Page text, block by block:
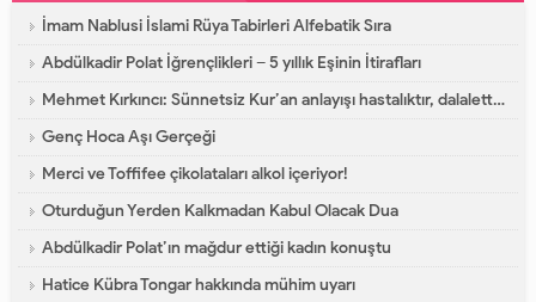
İmam Nablusi İslami Rüya Tabirleri Alfebatik Sıra
Abdülkadir Polat İğrençlikleri – 5 yıllık Eşinin İtirafları
Mehmet Kırkıncı: Sünnetsiz Kur’an anlayışı hastalıktır, dalalettir!
Genç Hoca Aşı Gerçeği
Merci ve Toffifee çikolataları alkol içeriyor!
Oturduğun Yerden Kalkmadan Kabul Olacak Dua
Abdülkadir Polat’ın mağdur ettiği kadın konuştu
Hatice Kübra Tongar hakkında mühim uyarı